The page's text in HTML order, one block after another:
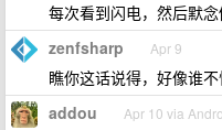
每次看到闪电，然后默
zenfsharp Apr 9
瞧你这话说得，好像谁不
addou Apr 10 via